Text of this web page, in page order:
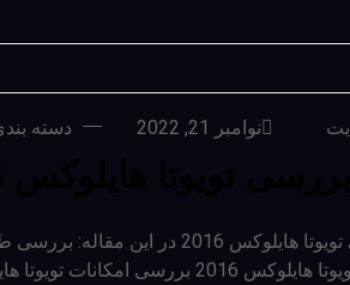
نوامبر 21, 2022 دسته